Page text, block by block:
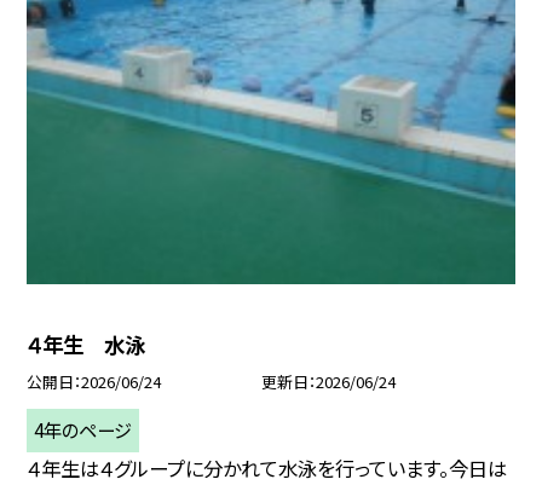
４年生 水泳
公開日 2026/06/24 更新日 2026/06/24
4年のページ
４年生は４グループに分かれて水泳を行っています。今日は